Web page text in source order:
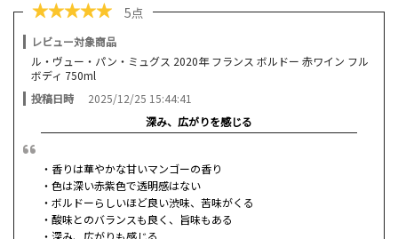
★★★★★ 5点
レビュー対象商品
ル・ヴュー・パン・ミュグス 2020年 フランス ボルドー 赤ワイン フル
ボディ 750ml
投稿日時
2025/12/25 15:44:41
深み、広がりを感じる
・香りは華やかな甘いマンゴーの香り
・色は深い赤紫色で透明感はない
・ボルドーらしいほど良い渋味、苦味がくる
・酸味とのバランスも良く、旨味もある
・深み、広がりも感じる